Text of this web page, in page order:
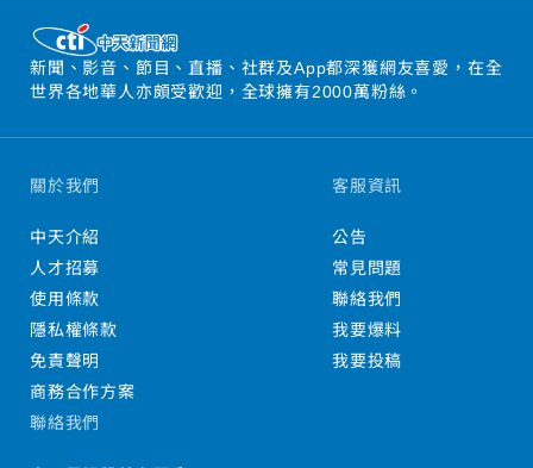
新聞、影音、節目、直播、社群及App都深獲網友喜愛，在全
世界各地華人亦頗受歡迎，全球擁有2000萬粉絲。
關於我們
中天介紹
人才招募
使用條款
隱私權條款
免責聲明
商務合作方案
客服資訊
公告
常見問題
聯絡我們
我要爆料
我要投稿
聯絡我們